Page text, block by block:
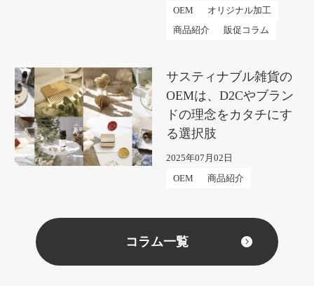
OEM
オリジナル加工
商品紹介
販促コラム
サスティナブル雑貨の
OEMは、D2Cやブラン
ドの理念をカタチにす
る選択肢
2025年07月02日
OEM 商品紹介
コラム一覧